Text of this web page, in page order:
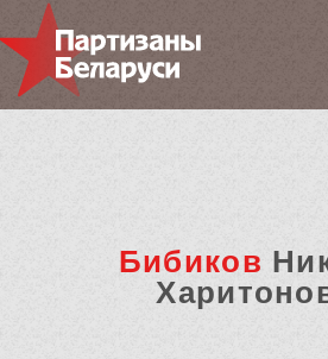
Бибиков